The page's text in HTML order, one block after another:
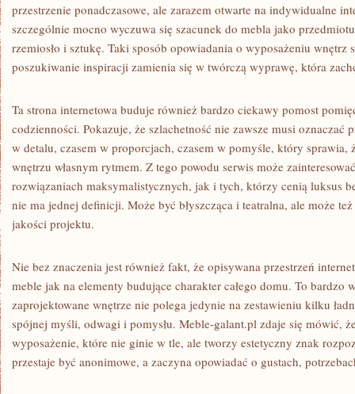
przestrzenie ponadczasowe, ale zarazem otwarte na indywidualne
szczególnie mocno wyczuwa się szacunek do mebla jako
rzemiosło i sztukę. Taki sposób opowiadania o wyposażeniu wnętrz
poszukiwanie inspiracji zamienia się w twórczą wyprawę, która
Ta strona internetowa buduje również bardzo ciekawy pomost
codzienności. Pokazuje, że szlachetność nie zawsze musi oznaczać
w detalu, czasem w proporcjach, czasem w pomyśle, który sprawia,
wnętrzu własnym rytmem. Z tego powodu serwis może
rozwiązaniach maksymalistycznych, jak i tych, którzy cenią luksus
nie ma jednej definicji. Może być błyszcząca i teatralna, ale może
jakości projektu.
Nie bez znaczenia jest również fakt, że opisywana przestrzeń
meble jak na elementy budujące charakter całego domu. To bardzo
zaprojektowane wnętrze nie polega jedynie na zestawieniu kilku
spójnej myśli, odwagi i pomysłu. Meble-galant.pl zdaje się mówić,
wyposażenie, które nie ginie w tle, ale tworzy estetyczny znak
przestaje być anonimowe, a zaczyna opowiadać o gustach,